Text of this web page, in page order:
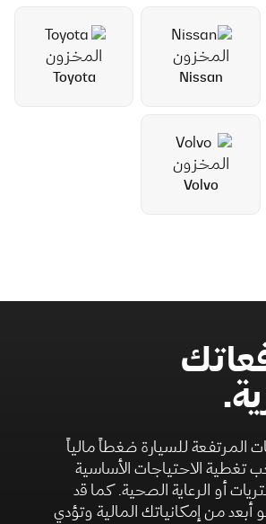
Nissan
Toyota
Volvo
المرتفعة للسيارة ضغطاً مالياً
تغطية الاحتياجات الأساسية
أو الرعاية الصحية. كما قد
أبعد من إمكانياتك المالية وتؤدي